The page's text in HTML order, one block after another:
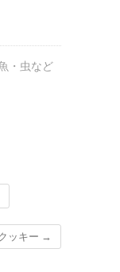
・虫など
ッキー →